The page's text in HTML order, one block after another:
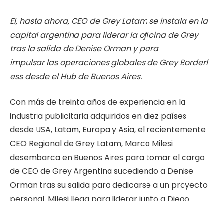
El, hasta ahora, CEO de Grey Latam se instala en la
capital argentina para liderar la oﬁcina de Grey
tras la salida de Denise Orman y para
impulsar las operaciones globales de Grey Borderl
ess desde el Hub de BuenosAires.
Con más de treinta años de experiencia en la
industria publicitaria adquiridos en diez países
desde USA, Latam, Europa y Asia, el recientemente
CEO Regional de Grey Latam, Marco Milesi
desembarca en Buenos Aires para tomar el cargo
de CEO de Grey Argentina sucediendo a Denise
Orman tras su salida para dedicarse a un proyecto